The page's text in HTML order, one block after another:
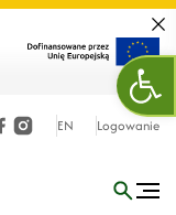
EN Logowanie